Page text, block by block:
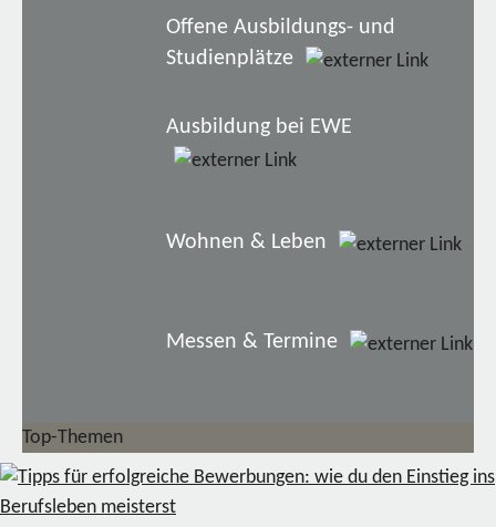
Offene Ausbildungs- und
Studienplätze
Ausbildung bei EWE
Wohnen & Leben
Messen & Termine
Top-Themen